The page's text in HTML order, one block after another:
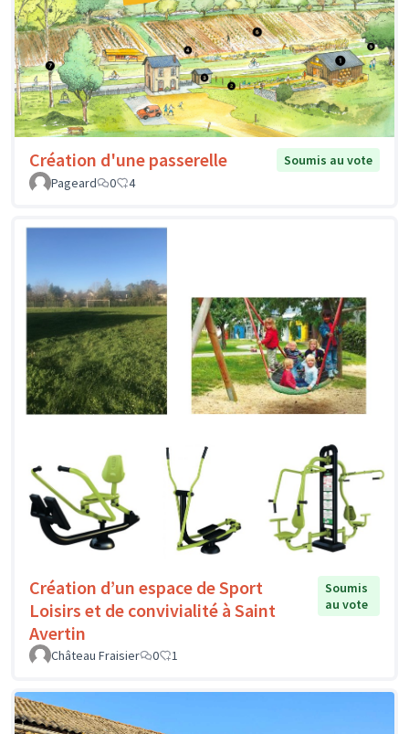
Création d'une passerelle
Soumis au vote
Pageard
0 4
Création d’un espace de Sport
Loisirs et de convivialité à Saint
Avertin
Soumis
au vote
Château Fraisier 0 1